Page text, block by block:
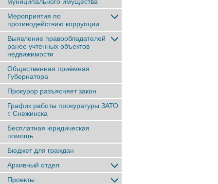
Мероприятия по
противодействию коррупции
Выявление правообладателей
ранее учтенныx объектов
недвижимости
Общественная приёмная
Губернатора
Прокурор разъясняет закон
График работы прокуратуры ЗАТО
г. Снежинска
Бесплатная юридическая
помощь
Бюджет для граждан
Архивный отдел
Проекты